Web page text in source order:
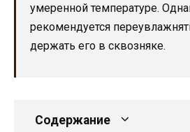
умеренной температуре.
рекомендуется
держать его в сквозняке.
Содержание